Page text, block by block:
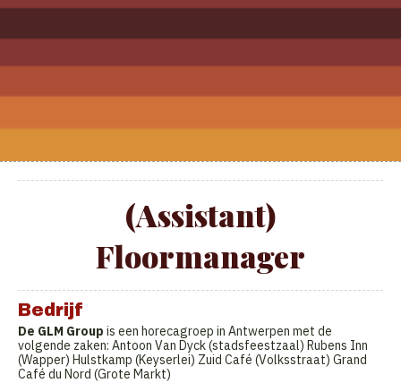
(Assistant)
Floormanager
Bedrijf
De GLM Group is een horecagroep in Antwerpen met de
volgende zaken: Antoon Van Dyck (stadsfeestzaal) Rubens Inn
(Wapper) Hulstkamp (Keyserlei) Zuid Café (Volksstraat) Grand
Café du Nord (Grote Markt)